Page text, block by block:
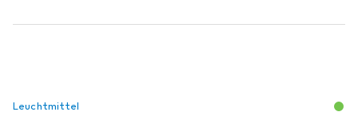
Leuchtmittel